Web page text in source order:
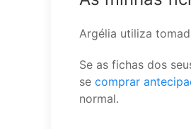
Argélia utiliza
Se as fichas dos
se comprar
normal.